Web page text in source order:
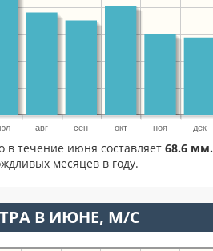
авг сен окт ноя дек
в течение июня составляет 68.6 мм.
месяцев в году.
В ИЮНЕ, М/С